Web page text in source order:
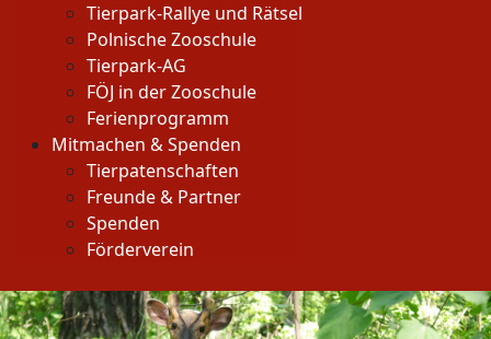
Tierpark-Rallye und Rätsel
Polnische Zooschule
Tierpark-AG
FÖJ in der Zooschule
Ferienprogramm
Mitmachen & Spenden
Tierpatenschaften
Freunde & Partner
Spenden
Förderverein